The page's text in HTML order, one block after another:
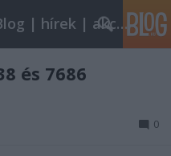
kockagyár! | LEGO Blog | hírek | akciók |
és 7686
0